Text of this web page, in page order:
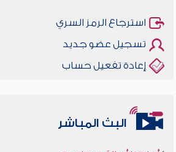
استرجاع الرمز السري
تسجيل عضو جديد
إعادة تفعيل حساب
البث المباشر